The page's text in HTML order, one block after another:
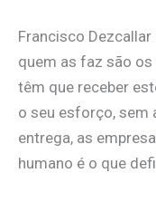
Francisco
quem as faz são
têm que receber
o seu esforço, sem
entrega, as
humano é o que